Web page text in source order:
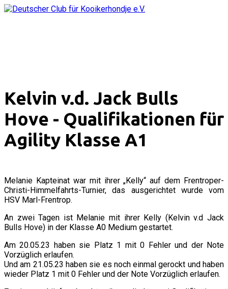
Kelvin v.d. Jack Bulls
Hove - Qualifikationen für
Agility Klasse A1
Melanie Kapteinat war mit ihrer „Kelly“ auf dem Frentroper-
Christi-Himmelfahrts-Turnier, das ausgerichtet wurde vom
HSV Marl-Frentrop.
An zwei Tagen ist Melanie mit ihrer Kelly (Kelvin v.d Jack
Bulls Hove) in der Klasse A0 Medium gestartet.
Am 20.05.23 haben sie Platz 1 mit 0 Fehler und der Note
Vorzüglich erlaufen.
Und am 21.05.23 haben sie es noch einmal gerockt und haben
wieder Platz 1 mit 0 Fehler und der Note Vorzüglich erlaufen.